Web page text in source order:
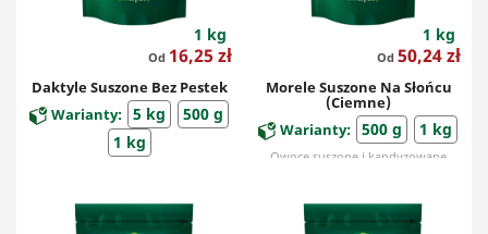
1 kg
Od Cena
16,25 zł
Daktyle Suszone Bez Pestek
Warianty: 5 kg
500 g
1 kg
1 kg
Od Cena
50,24 zł
Morele Suszone Na Słońcu
(ciemne)
Warianty: 500 g 1 kg
Owoce suszone i kandyzowane